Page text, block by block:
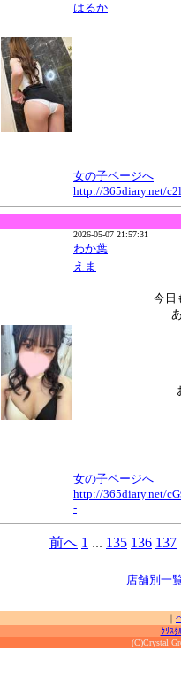
はるか
女の子ページへ
http://365diary.net/
2026-05-07 21:57:31
わか葉
えま
今日
女の子ページへ
http://365diary.net/
-
前へ 1 ... 135 136 137
店舗別一
｜
ｸﾘｽﾀ
(C)Crystal